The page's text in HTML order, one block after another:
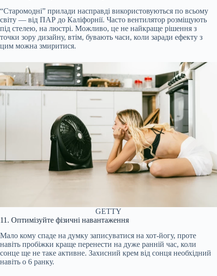
“Старомодні” прилади насправді використовуються по всьому
світу — від ПАР до Каліфорнії. Часто вентилятор розміщують
під стелею, на люстрі. Можливо, це не найкраще рішення з
точки зору дизайну, втім, бувають часи, коли заради ефекту з
цим можна змиритися.
GETTY
11. Оптимізуйте фізичні навантаження
Мало кому спаде на думку записуватися на хот-йогу, проте
навіть пробіжки краще перенести на дуже ранній час, коли
сонце ще не таке активне. Захисний крем від сонця необхідний
навіть о 6 ранку.